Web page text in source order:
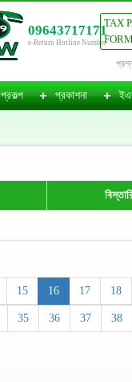
09643717171
e-Return Hotline Number
TAX
FORM
প্রকল্প প্রকাশনা
15 16 17 18
35 36 37 38